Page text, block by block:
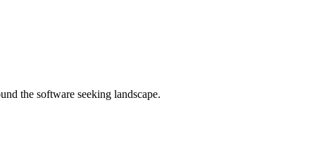
the software seeking landscape.